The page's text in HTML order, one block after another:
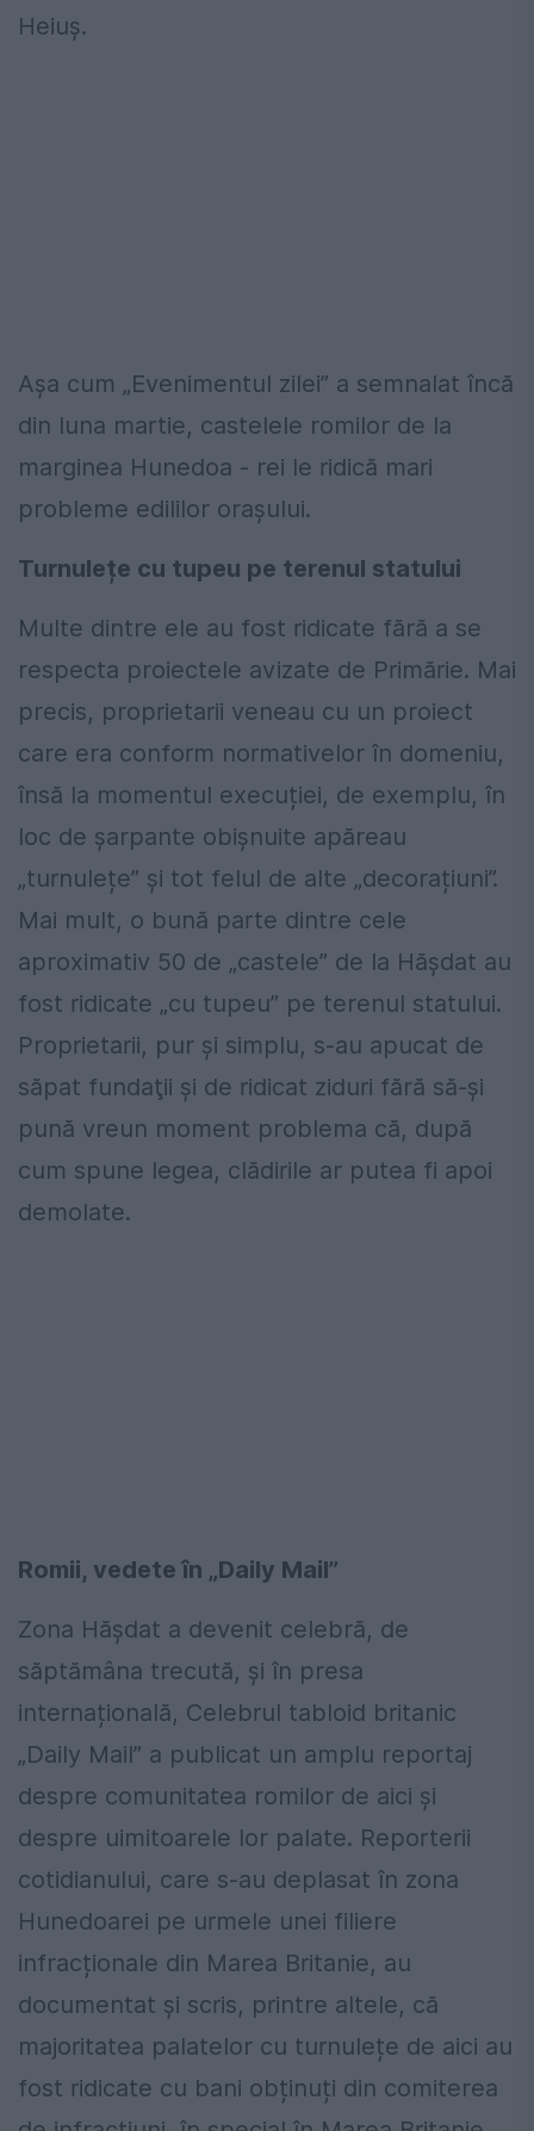
Heiuş.
Așa cum „Evenimentul zilei” a semnalat încă
din luna martie, castelele romilor de la
marginea Hunedoa - rei le ridică mari
probleme edililor oraşului.
Turnulețe cu tupeu pe terenul statului
Multe dintre ele au fost ridicate fără a se
respecta proiectele avizate de Primărie. Mai
precis, proprietarii veneau cu un proiect
care era conform normativelor în domeniu,
însă la momentul execuției, de exemplu, în
loc de șarpante obișnuite apăreau
„turnulețe” și tot felul de alte „decorațiuni”.
Mai mult, o bună parte dintre cele
aproximativ 50 de „castele” de la Hăşdat au
fost ridicate „cu tupeu” pe terenul statului.
Proprietarii, pur şi simplu, s-au apucat de
săpat fundaţii şi de ridicat ziduri fără să-şi
pună vreun moment problema că, după
cum spune legea, clădirile ar putea fi apoi
demolate.
Romii, vedete în „Daily Mail”
Zona Hășdat a devenit celebră, de
săptămâna trecută, și în presa
internațională, Celebrul tabloid britanic
„Daily Mail” a publicat un amplu reportaj
despre comunitatea romilor de aici și
despre uimitoarele lor palate. Reporterii
cotidianului, care s-au deplasat în zona
Hunedoarei pe urmele unei filiere
infracționale din Marea Britanie, au
documentat și scris, printre altele, că
majoritatea palatelor cu turnulețe de aici au
fost ridicate cu bani obținuți din comiterea